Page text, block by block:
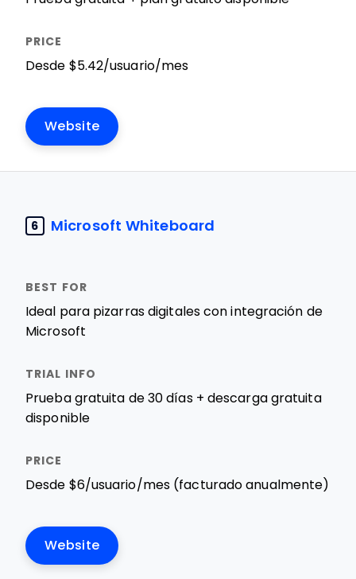
Desde $5.42/usuario/mes
Website
6 Microsoft Whiteboard
Ideal para pizarras digitales con integración de
Microsoft
Prueba gratuita de 30 días + descarga gratuita
disponible
Desde $6/usuario/mes (facturado anualmente)
Website